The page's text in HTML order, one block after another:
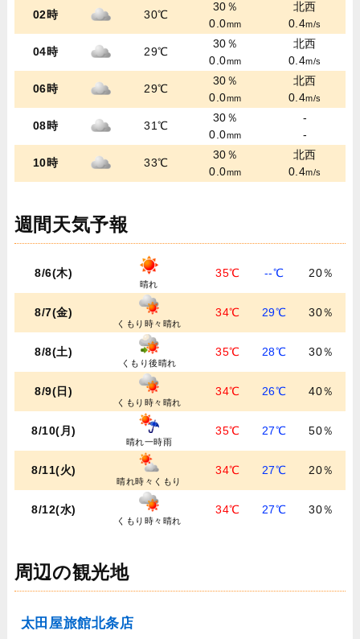
02時 30℃
30％
0.0mm
北西
0.4m/s
04時 29℃
30％
0.0mm
北西
0.4m/s
06時 29℃
30％
0.0mm
北西
0.4m/s
08時 31℃
30％
0.0mm
-
-
10時 33℃
30％
0.0mm
北西
0.4m/s
週間天気予報
8/6(木)
晴れ
35℃ --℃ 20％
8/7(金)
くもり時々晴れ
34℃ 29℃ 30％
8/8(土)
くもり後晴れ
35℃ 28℃ 30％
8/9(日)
くもり時々晴れ
34℃ 26℃ 40％
8/10(月)
晴れ一時雨
35℃ 27℃ 50％
8/11(火)
晴れ時々くもり
34℃ 27℃ 20％
8/12(水)
くもり時々晴れ
34℃ 27℃ 30％
周辺の観光地
太田屋旅館北条店